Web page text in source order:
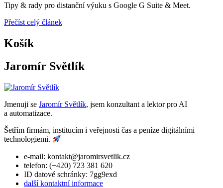
AutorJaromír Světlík
Tipy & rady pro distanční výuku s Google G Suite & Meet.
Přečíst celý článek
Košík
Jaromír Světlík
Jmenuji se Jaromír Světlík, jsem konzultant a lektor pro AI
a automatizace.
Šetřím firmám, institucím i veřejnosti čas a peníze digitálními
technologiemi.
e-mail: kontakt@jaromirsvetlik.cz
telefon: (+420) 723 381 620
ID datové schránky: 7gg9exd
další kontaktní informace